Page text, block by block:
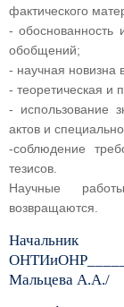
фактического
- обоснованность
обобщений;
- научная новизна
- теоретическая и
- использование
актов и
-соблюдение
тезисов.
Научные
возвращаются.
Начальник
Мальцева А.А./